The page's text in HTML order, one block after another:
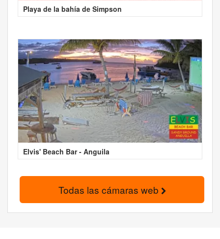
Playa de la bahía de Simpson
Elvis' Beach Bar - Anguila
Todas las cámaras web